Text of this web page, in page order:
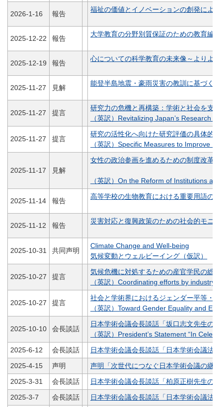
2026-1-16 報告
福祉の価値とイノベーションの創発によ
2025-12-22 報告
大学教育の分野別質保証のための教育編
2025-12-19 報告
心についての科学教育の未来像～よりよ
2025-11-27 見解
能登半島地震・豪雨災害の教訓に基づく
2025-11-27 提言
研究力の危機と再構築：学術と社会を支
（英訳）Revitalizing Japan’s Research
2025-11-27 提言
研究の活性化へ向けた研究評価の具体的
（英訳）Specific Measures to Improve
2025-11-17 見解
女性の政治参画を進めるための制度改革
（英訳）On the Reform of Institutions
2025-11-14 報告
高等学校の生物教育における重要用語の
2025-11-12 報告
災害対応と復興政策のための社会的モニ
2025-10-31 共同声明
Climate Change and Well-being
気候変動とウェルビーイング（仮訳）
2025-10-27 提言
気候危機に対処するための産官学民の総
（英訳）Coordinating efforts by
2025-10-27 提言
社会と学術界におけるジェンダー平等・
（英訳）Toward Gender Equality and
2025-10-10 会長談話
日本学術会議会長談話「坂口志文先生の
（英訳）President’s Statement “In
2025-6-12
会長談話
日本学術会議会長談話「日本学術会議法
2025-4-15
声明
声明「次世代につなぐ日本学術会議の継
2025-3-31
会長談話
日本学術会議会長談話「柏原正樹先生の
2025-3-7
会長談話
日本学術会議会長談話「日本学術会議法